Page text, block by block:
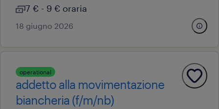
7 € - 9 € oraria
18 giugno 2026
operational
addetto alla movimentazione
biancheria (f/m/nb)